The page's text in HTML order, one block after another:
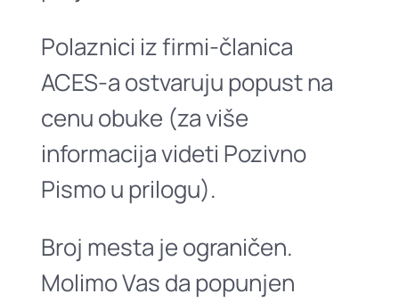
Polaznici iz firmi-članica
ACES-a ostvaruju popust na
cenu obuke (za više
informacija videti Pozivno
Pismo u prilogu).
Broj mesta je ograničen.
Molimo Vas da popunjen